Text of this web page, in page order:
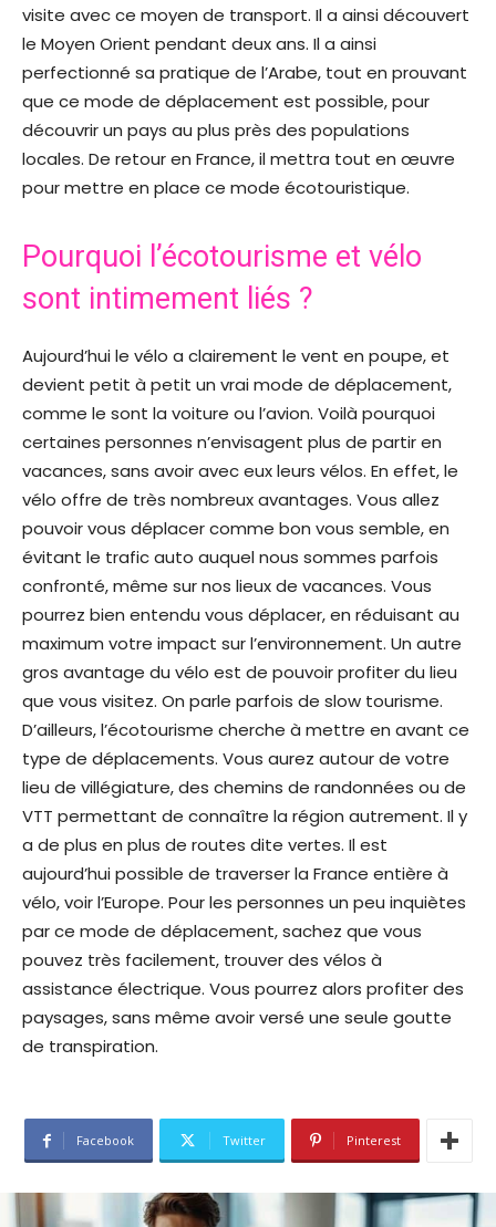
visite avec ce moyen de transport. Il a ainsi découvert
le Moyen Orient pendant deux ans. Il a ainsi
perfectionné sa pratique de l’Arabe, tout en prouvant
que ce mode de déplacement est possible, pour
découvrir un pays au plus près des populations
locales. De retour en France, il mettra tout en œuvre
pour mettre en place ce mode écotouristique.
Pourquoi l’écotourisme et vélo
sont intimement liés ?
Aujourd’hui le vélo a clairement le vent en poupe, et
devient petit à petit un vrai mode de déplacement,
comme le sont la voiture ou l’avion. Voilà pourquoi
certaines personnes n’envisagent plus de partir en
vacances, sans avoir avec eux leurs vélos. En effet, le
vélo offre de très nombreux avantages. Vous allez
pouvoir vous déplacer comme bon vous semble, en
évitant le trafic auto auquel nous sommes parfois
confronté, même sur nos lieux de vacances. Vous
pourrez bien entendu vous déplacer, en réduisant au
maximum votre impact sur l’environnement. Un autre
gros avantage du vélo est de pouvoir profiter du lieu
que vous visitez. On parle parfois de slow tourisme.
D’ailleurs, l’écotourisme cherche à mettre en avant ce
type de déplacements. Vous aurez autour de votre
lieu de villégiature, des chemins de randonnées ou de
VTT permettant de connaître la région autrement. Il y
a de plus en plus de routes dite vertes. Il est
aujourd’hui possible de traverser la France entière à
vélo, voir l’Europe. Pour les personnes un peu inquiètes
par ce mode de déplacement, sachez que vous
pouvez très facilement, trouver des vélos à
assistance électrique. Vous pourrez alors profiter des
paysages, sans même avoir versé une seule goutte
de transpiration.
Facebook Twitter Pinterest